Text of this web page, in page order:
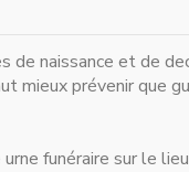
naissance et de
prévenir que
funéraire sur le